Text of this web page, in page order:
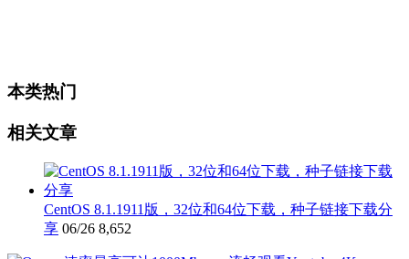
本类热门
相关文章
CentOS 8.1.1911版，32位和64位下载，种子链接下载分
享 06/26 8,652